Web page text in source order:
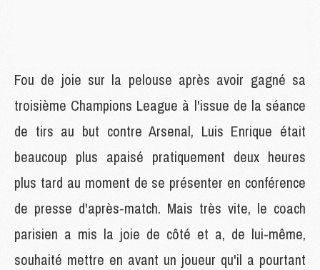
Fou de joie sur la pelouse après avoir gagné sa
troisième Champions League à l'issue de la séance
de tirs au but contre Arsenal, Luis Enrique était
beaucoup plus apaisé pratiquement deux heures
plus tard au moment de se présenter en conférence
de presse d'après-match. Mais très vite, le coach
parisien a mis la joie de côté et a, de lui-même,
souhaité mettre en avant un joueur qu'il a pourtant